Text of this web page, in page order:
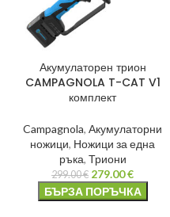
Акумулаторен трион
CAMPAGNOLA T-CAT V1
комплект
Campagnola, Акумулаторни
ножици, Ножици за една
ръка, Триони
299.00€ 279.00€
БЪРЗА ПОРЪЧКА